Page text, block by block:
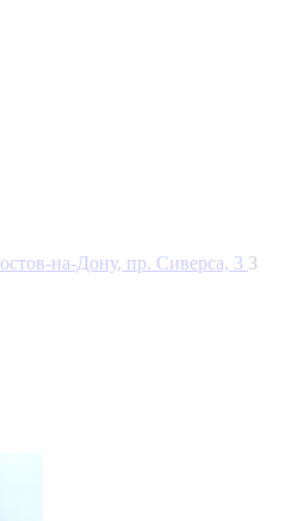
на-Дону, пр. Сиверса, 3 3